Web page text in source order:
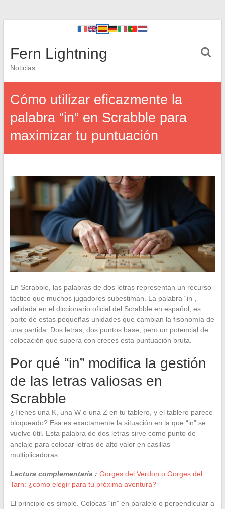
Fern Lightning
Noticias
Cómo utilizar eficazmente la
palabra “in” en Scrabble para
maximizar tu puntuación
En Scrabble, las palabras de dos letras representan un recurso
táctico que muchos jugadores subestiman. La palabra “in”,
validada en el diccionario oficial del Scrabble en español, es
parte de estas pequeñas unidades que cambian la fisonomía de
una partida. Dos letras, dos puntos base, pero un potencial de
colocación que supera con creces esta puntuación bruta.
Por qué “in” modifica la gestión
de las letras valiosas en
Scrabble
¿Tienes una K, una W o una Z en tu tablero, y el tablero parece
bloqueado? Esa es exactamente la situación en la que “in” se
vuelve útil. Esta palabra de dos letras sirve como punto de
anclaje para colocar letras de alto valor en casillas
multiplicadoras.
Lectura complementaria : Gorges del Verdon o Gorges del
Tarn: ¿cómo elegir para tu próxima aventura?
El principio es simple. Colocas “in” en paralelo o perpendicular a